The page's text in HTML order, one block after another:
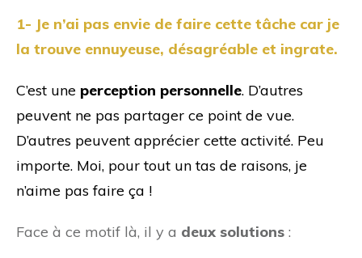
1- Je n’ai pas envie de faire cette tâche car je
la trouve ennuyeuse, désagréable et ingrate.
C’est une perception personnelle. D’autres
peuvent ne pas partager ce point de vue.
D’autres peuvent apprécier cette activité. Peu
importe. Moi, pour tout un tas de raisons, je
n’aime pas faire ça !
Face à ce motif là, il y a deux solutions :